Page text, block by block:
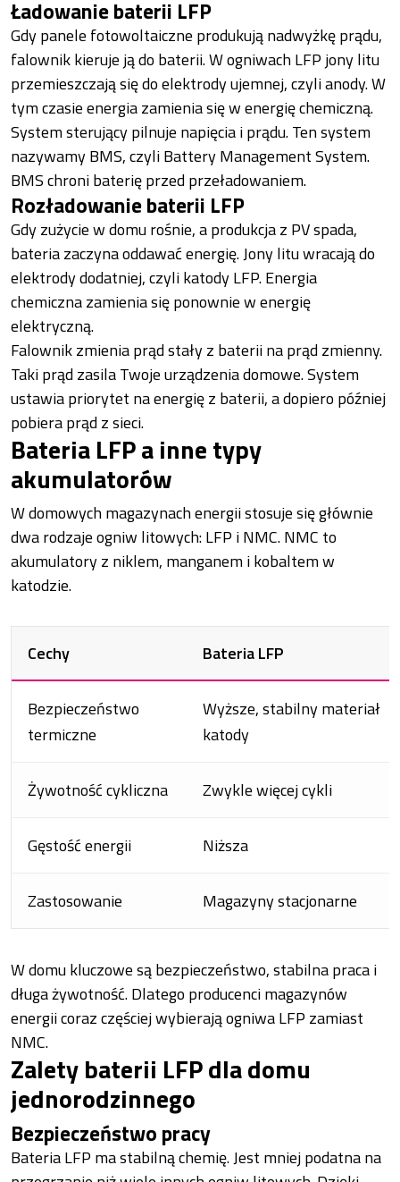
Ładowanie baterii LFP
Gdy panele fotowoltaiczne produkują nadwyżkę prądu,
falownik kieruje ją do baterii. W ogniwach LFP jony litu
przemieszczają się do elektrody ujemnej, czyli anody. W
tym czasie energia zamienia się w energię chemiczną.
System sterujący pilnuje napięcia i prądu. Ten system
nazywamy BMS, czyli Battery Management System.
BMS chroni baterię przed przeładowaniem.
Rozładowanie baterii LFP
Gdy zużycie w domu rośnie, a produkcja z PV spada,
bateria zaczyna oddawać energię. Jony litu wracają do
elektrody dodatniej, czyli katody LFP. Energia
chemiczna zamienia się ponownie w energię
elektryczną.
Falownik zmienia prąd stały z baterii na prąd zmienny.
Taki prąd zasila Twoje urządzenia domowe. System
ustawia priorytet na energię z baterii, a dopiero później
pobiera prąd z sieci.
Bateria LFP a inne typy
akumulatorów
W domowych magazynach energii stosuje się głównie
dwa rodzaje ogniw litowych: LFP i NMC. NMC to
akumulatory z niklem, manganem i kobaltem w
katodzie.
Cechy Bateria LFP
Bezpieczeństwo
termiczne
Wyższe, stabilny materiał
katody
Żywotność cykliczna Zwykle więcej cykli
Gęstość energii Niższa
Zastosowanie Magazyny stacjonarne
W domu kluczowe są bezpieczeństwo, stabilna praca i
długa żywotność. Dlatego producenci magazynów
energii coraz częściej wybierają ogniwa LFP zamiast
NMC.
Zalety baterii LFP dla domu
jednorodzinnego
Bezpieczeństwo pracy
Bateria LFP ma stabilną chemię. Jest mniej podatna na